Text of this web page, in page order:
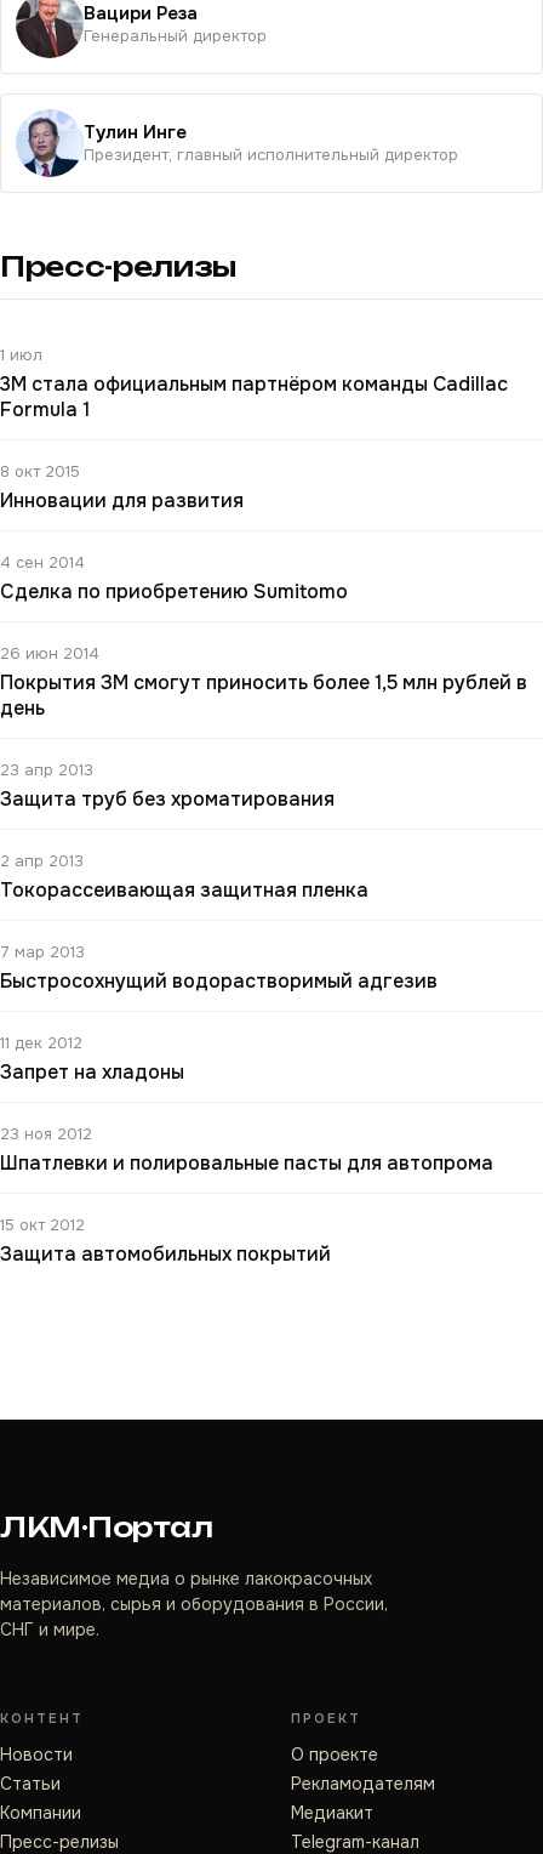
Вацири Реза
Генеральный директор
Тулин Инге
Президент, главный исполнительный директор
Пресс-релизы
1 июл
3M стала официальным партнёром команды Cadillac
Formula 1
8 окт 2015
Инновации для развития
4 сен 2014
Сделка по приобретению Sumitomo
26 июн 2014
Покрытия ЗМ смогут приносить более 1,5 млн рублей в
день
23 апр 2013
Защита труб без хроматирования
2 апр 2013
Токорассеивающая защитная пленка
7 мар 2013
Быстросохнущий водорастворимый адгезив
11 дек 2012
Запрет на хладоны
23 ноя 2012
Шпатлевки и полировальные пасты для автопрома
15 окт 2012
Защита автомобильных покрытий
ЛКМ·Портал
Независимое медиа о рынке лакокрасочных
материалов, сырья и оборудования в России,
СНГ и мире.
КОНТЕНТ
Новости
Статьи
Компании
Пресс-релизы
ПРОЕКТ
О проекте
Рекламодателям
Медиакит
Telegram-канал